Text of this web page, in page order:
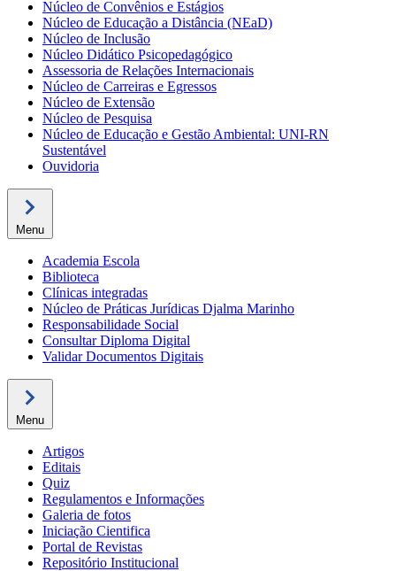
Núcleo de Convênios e Estágios
Núcleo de Educação a Distância (NEaD)
Núcleo de Inclusão
Núcleo Didático Psicopedagógico
Assessoria de Relações Internacionais
Núcleo de Carreiras e Egressos
Núcleo de Extensão
Núcleo de Pesquisa
Núcleo de Educação e Gestão Ambiental: UNI-RN
Sustentável
Ouvidoria
Menu
Academia Escola
Biblioteca
Clínicas integradas
Núcleo de Práticas Jurídicas Djalma Marinho
Responsabilidade Social
Consultar Diploma Digital
Validar Documentos Digitais
Menu
Artigos
Editais
Quiz
Regulamentos e Informações
Galeria de fotos
Iniciação Cientifica
Portal de Revistas
Repositório Institucional